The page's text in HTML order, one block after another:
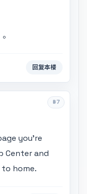
回复本楼
#7
you're
Center and
home.